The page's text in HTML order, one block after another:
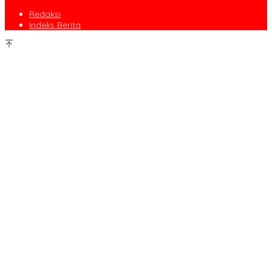
Redaksi
Indeks Berita